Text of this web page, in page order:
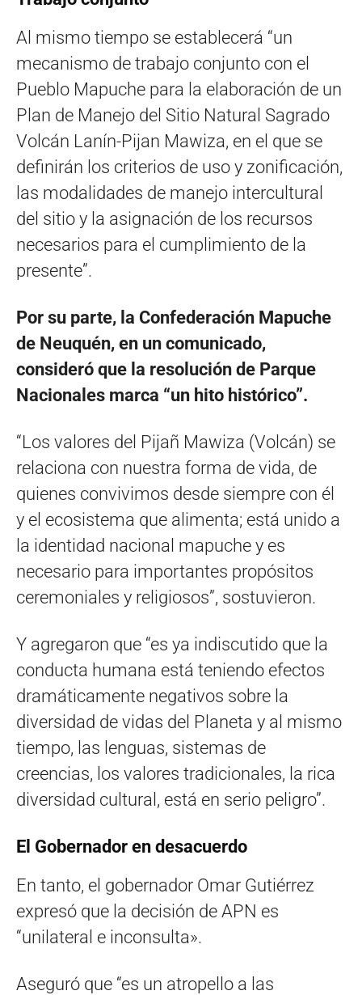
Al mismo tiempo se establecerá “un
mecanismo de trabajo conjunto con el
Pueblo Mapuche para la elaboración de un
Plan de Manejo del Sitio Natural Sagrado
Volcán Lanín-Pijan Mawiza, en el que se
definirán los criterios de uso y zonificación,
las modalidades de manejo intercultural
del sitio y la asignación de los recursos
necesarios para el cumplimiento de la
presente”.
Por su parte, la Confederación Mapuche
de Neuquén, en un comunicado,
consideró que la resolución de Parque
Nacionales marca “un hito histórico”.
“Los valores del Pijañ Mawiza (Volcán) se
relaciona con nuestra forma de vida, de
quienes convivimos desde siempre con él
y el ecosistema que alimenta; está unido a
la identidad nacional mapuche y es
necesario para importantes propósitos
ceremoniales y religiosos”, sostuvieron.
Y agregaron que “es ya indiscutido que la
conducta humana está teniendo efectos
dramáticamente negativos sobre la
diversidad de vidas del Planeta y al mismo
tiempo, las lenguas, sistemas de
creencias, los valores tradicionales, la rica
diversidad cultural, está en serio peligro”.
El Gobernador en desacuerdo
En tanto, el gobernador Omar Gutiérrez
expresó que la decisión de APN es
“unilateral e inconsulta».
Aseguró que “es un atropello a las